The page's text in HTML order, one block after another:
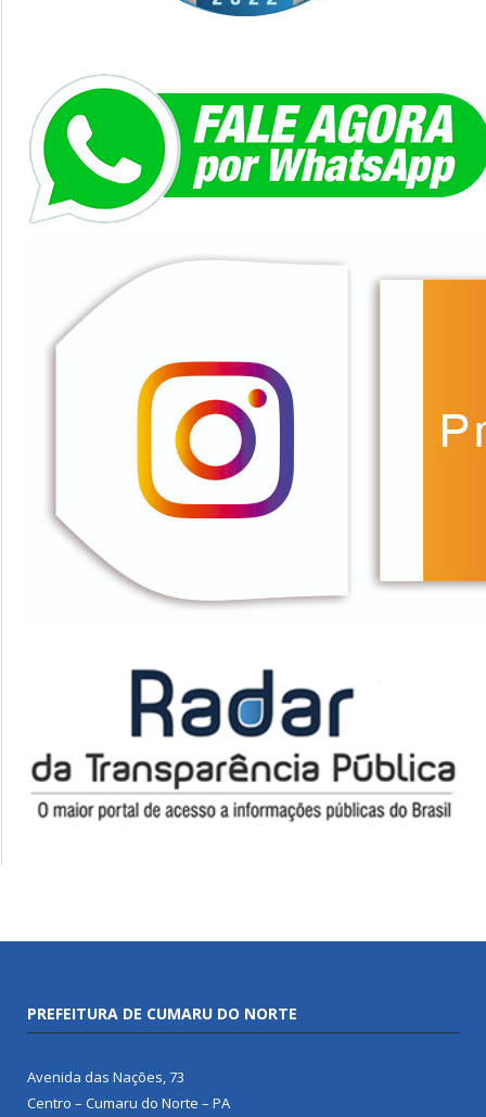
PREFEITURA DE CUMARU DO NORTE
Avenida das Nações, 73
Centro – Cumaru do Norte – PA